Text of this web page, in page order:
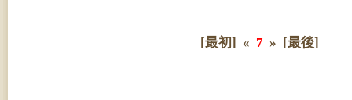
[最初] « 7 » [最後]